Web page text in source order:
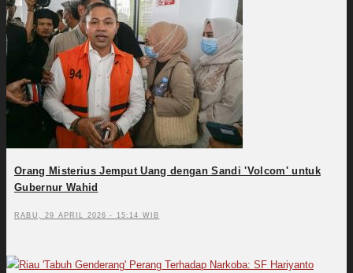
Orang Misterius Jemput Uang dengan Sandi 'Volcom' untuk
Gubernur Wahid
RABU, 29 APRIL 2026 - 15:14 WIB